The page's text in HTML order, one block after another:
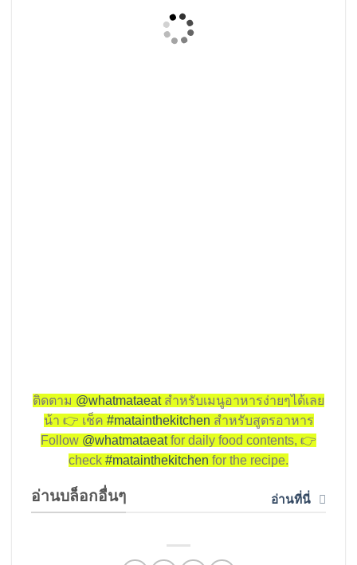
ติดตาม @whatmataeat สำหรับเมนูอาหารง่ายๆได้เลย
น้า 👉 เช็ค #matainthekitchen สำหรับสูตรอาหาร
Follow @whatmataeatfor daily food contents, 👉
check #matainthekitchen for the recipe.
อ่านบล็อกอื่นๆ อ่านที่นี่